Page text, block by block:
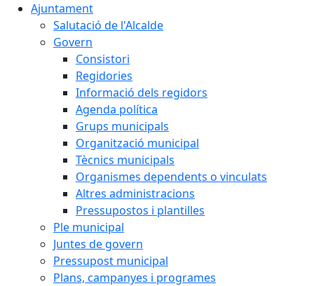
Ajuntament
Salutació de l'Alcalde
Govern
Consistori
Regidories
Informació dels regidors
Agenda política
Grups municipals
Organització municipal
Tècnics municipals
Organismes dependents o vinculats
Altres administracions
Pressupostos i plantilles
Ple municipal
Juntes de govern
Pressupost municipal
Plans, campanyes i programes